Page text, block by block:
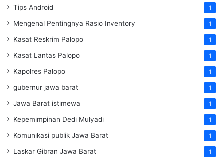
Tips Android 1
Mengenal Pentingnya Rasio Inventory 1
Kasat Reskrim Palopo 1
Kasat Lantas Palopo 1
Kapolres Palopo 1
gubernur jawa barat 1
Jawa Barat istimewa 1
Kepemimpinan Dedi Mulyadi 1
Komunikasi publik Jawa Barat 1
Laskar Gibran Jawa Barat 1